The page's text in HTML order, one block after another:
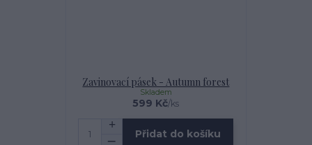
Zavinovací pásek - Autumn forest
599 Kč/ks
Skladem
Přidat do košíku